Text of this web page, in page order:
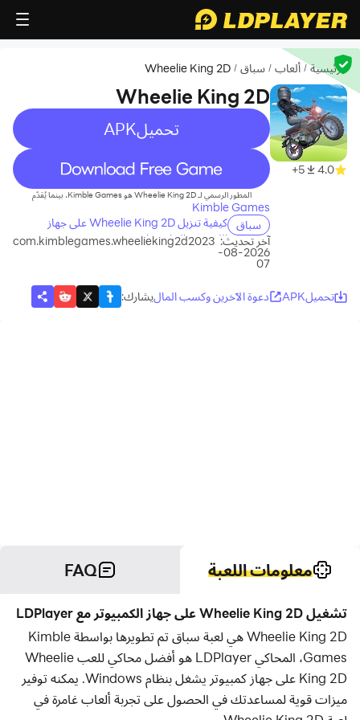
الرئيسية / ألعاب / سباق /
Wheelie King 2D
4.0
5+
Wheelie King 2D
تحميلAPK
recommend
المطور الرسمي لـ Wheelie King 2D هو Kimble Games، بينما يُقدّم
Kimble Games
سباق
كيفية تنزيل Wheelie King 2D على جهاز
الكمبيوتر الخاص بكآخر تحديث:
2026-08-
07
com.kimblegames.wheelieking2d2023
تحميلAPK دعوة الآخرين وكسب الماليشارك:
معلومات اللعبة FAQ
تشغيل Wheelie King 2D على جهاز الكمبيوتر مع LDPlayer
Wheelie King 2D هي لعبة سباق تم تطويرها بواسطة Kimble
Games، المحاكي LDPlayer هو أفضل محاكي للعب Wheelie
King 2D على جهاز كمبيوتر يشغل بنظام Windows. يمكنه توفير
ميزات قوية لمساعدتك في الحصول على تجربة ألعاب غامرة في